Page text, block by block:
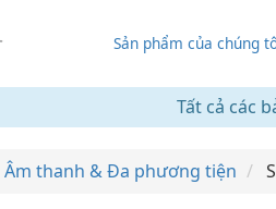
Sản phẩm của chúng
Tất cả các
Âm thanh & Đa phương tiện